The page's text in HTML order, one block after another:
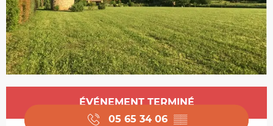
Ouverture et coordonnées
ÉVÉNEMENT TERMINÉ
05 65 34 06 ▒▒